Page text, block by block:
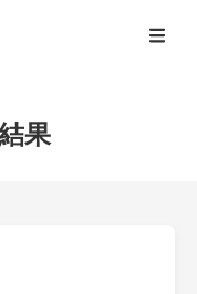
果